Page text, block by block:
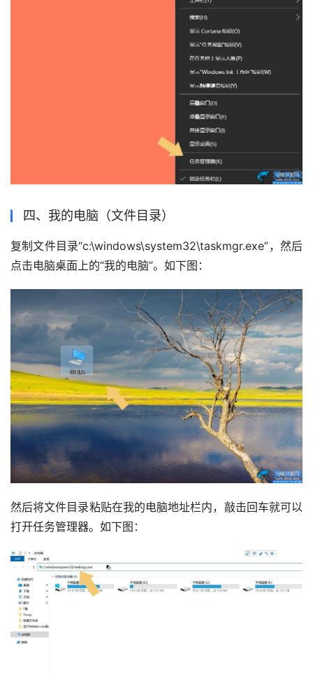
四、我的电脑（文件目录）
复制文件目录“c:\windows\system32\taskmgr.exe”，然后
点击电脑桌面上的“我的电脑”。如下图：
然后将文件目录粘贴在我的电脑地址栏内，敲击回车就可以
打开任务管理器。如下图：